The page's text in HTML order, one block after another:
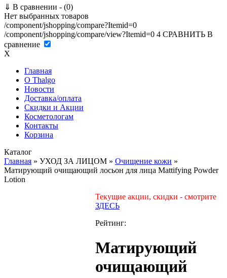
⇓ В сравнении - (0)
Нет выбранных товаров
/component/jshopping/compare?Itemid=0
/component/jshopping/compare/view?Itemid=0 4 СРАВНИТЬ В
сравнение
X
Главная
O Thalgo
Новости
Доставка/оплата
Скидки и Акции
Косметологам
Контакты
Корзина
Каталог
Главная » УХОД ЗА ЛИЦОМ » Очищение кожи »
Матирующий очищающий лосьон для лица Mattifying Powder
Lotion
Текущие акции, скидки - смотрите
ЗДЕСЬ
Рейтинг:
Матирующий
очищающий